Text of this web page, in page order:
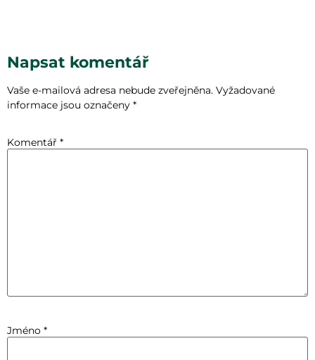
Napsat komentář
Vaše e-mailová adresa nebude zveřejněna. Vyžadované
informace jsou označeny *
Komentář *
Jméno *